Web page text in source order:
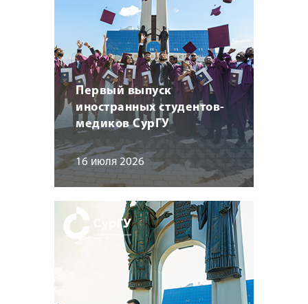
Первый выпуск
иностранных студентов-
медиков СурГУ
16 июля 2026